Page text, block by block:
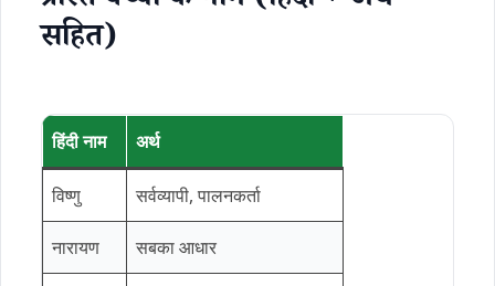
सहित)
हिंदी नाम अर्थ
विष्णु सर्वव्यापी, पालनकर्ता
नारायण सबका आधार